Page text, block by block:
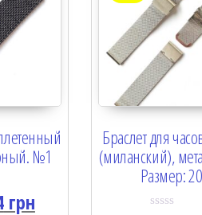
№1
грн
Браслет для
(миланский),
Размер: